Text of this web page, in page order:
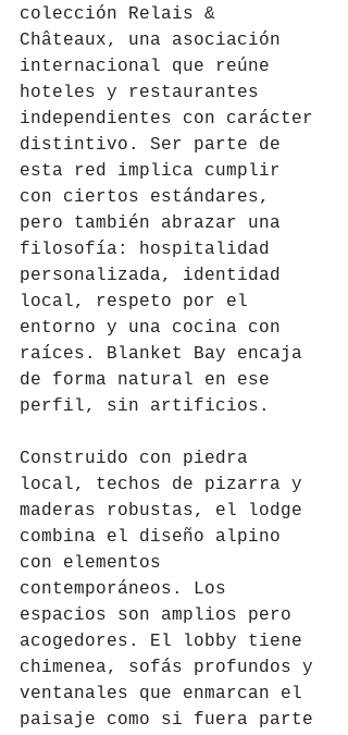
colección Relais &
Châteaux, una asociación
internacional que reúne
hoteles y restaurantes
independientes con carácter
distintivo. Ser parte de
esta red implica cumplir
con ciertos estándares,
pero también abrazar una
filosofía: hospitalidad
personalizada, identidad
local, respeto por el
entorno y una cocina con
raíces. Blanket Bay encaja
de forma natural en ese
perfil, sin artificios.
Construido con piedra
local, techos de pizarra y
maderas robustas, el lodge
combina el diseño alpino
con elementos
contemporáneos. Los
espacios son amplios pero
acogedores. El lobby tiene
chimenea, sofás profundos y
ventanales que enmarcan el
paisaje como si fuera parte